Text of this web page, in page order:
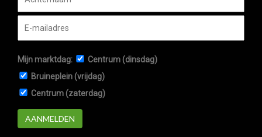
Mijn marktdag:
Centrum (dinsdag)
Bruineplein (vrijdag)
Centrum (zaterdag)
AANMELDEN